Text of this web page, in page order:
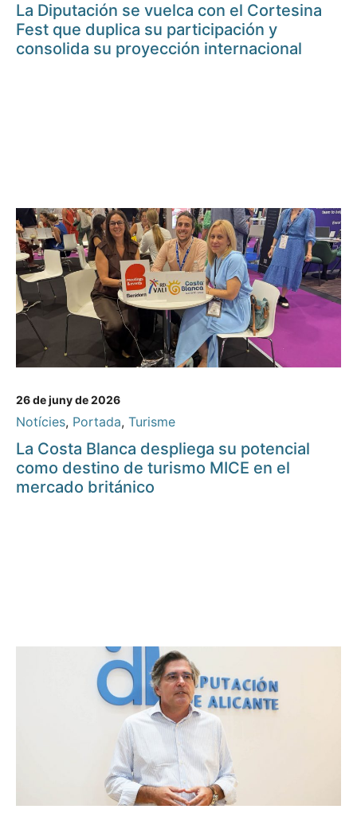
La Diputación se vuelca con el Cortesina
Fest que duplica su participación y
consolida su proyección internacional
26 de juny de 2026
Notícies, Portada, Turisme
La Costa Blanca despliega su potencial
como destino de turismo MICE en el
mercado británico